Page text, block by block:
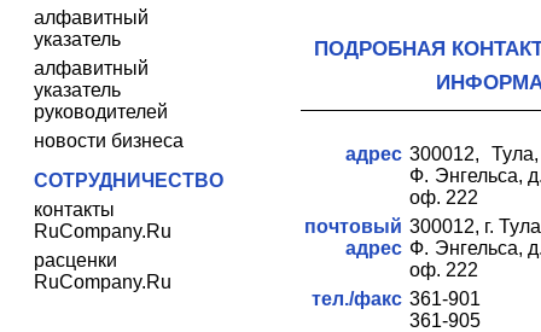
алфавитный
указатель
алфавитный
указатель
руководителей
новости бизнеса
СОТРУДНИЧЕСТВО
контакты
RuCompany.Ru
расценки
RuCompany.Ru
ПОДРОБНАЯ
адрес 300012,
Ф. Энгельса,
оф. 222
почтовый
адрес
300012, г.
Ф. Энгельса,
оф. 222
тел./факс 361-901
361-905